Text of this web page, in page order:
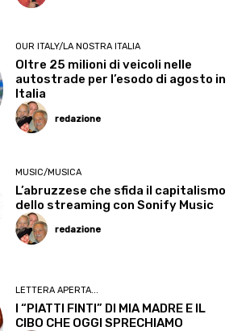
OUR ITALY/LA NOSTRA ITALIA
Oltre 25 milioni di veicoli nelle
autostrade per l’esodo di agosto in
Italia
redazione
MUSIC/MUSICA
L’abruzzese che sfida il capitalismo
dello streaming con Sonify Music
redazione
LETTERA APERTA...
I “PIATTI FINTI” DI MIA MADRE E IL
CIBO CHE OGGI SPRECHIAMO